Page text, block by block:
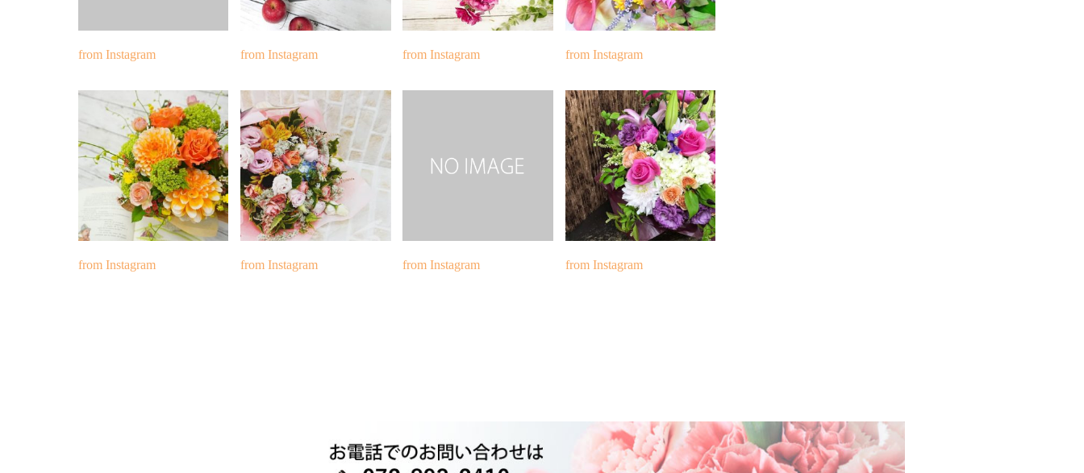
from Instagram from Instagram from Instagram from Instagram
from Instagram from Instagram from Instagram from Instagram